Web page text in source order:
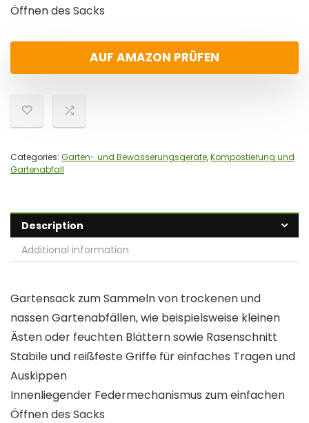
Öffnen des Sacks
AUF AMAZON PRÜFEN
Categories: Garten- und Bewässerungsgeräte,Kompostierung und
Gartenabfall
Description
Additional information
Gartensack zum Sammeln von trockenen und
nassen Gartenabfällen, wie beispielsweise kleinen
Ästen oder feuchten Blättern sowie Rasenschnitt
Stabile und reißfeste Griffe für einfaches Tragen und
Auskippen
Innenliegender Federmechanismus zum einfachen
Öffnen des Sacks